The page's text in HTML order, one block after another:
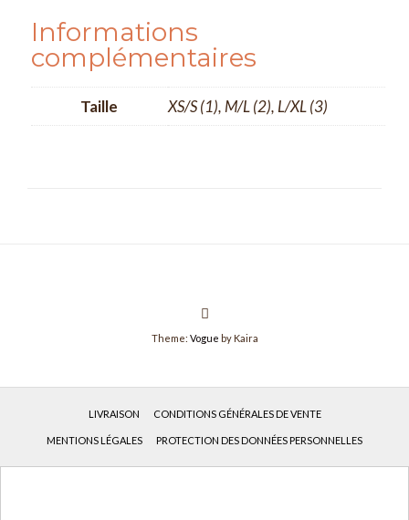
Informations
complémentaires
Taille XS/S (1), M/L (2), L/XL (3)
Theme: Vogue by Kaira
LIVRAISON CONDITIONS GÉNÉRALES DE VENTE
MENTIONS LÉGALES PROTECTION DES DONNÉES PERSONNELLES